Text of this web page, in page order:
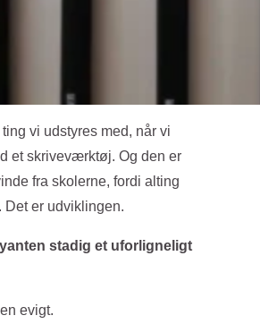
vi udstyres med, når vi
et skriveværktøj. Og den er
fra skolerne, fordi alting
Det er udviklingen.
stadig et uforligneligt
evigt.